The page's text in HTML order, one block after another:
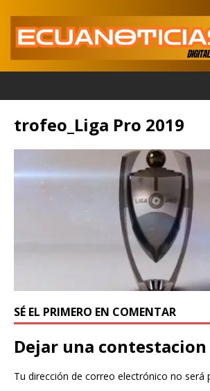
trofeo_Liga Pro 2019
SÉ EL PRIMERO EN COMENTAR
Dejar una contestacion
Tu dirección de correo electrónico no será